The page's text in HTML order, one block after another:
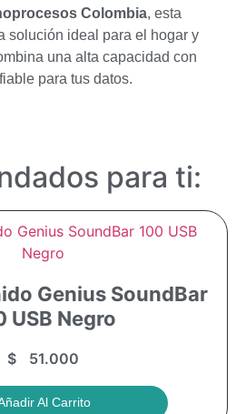
Colombia, esta
solución ideal para el hogar y
una alta capacidad con
para tus datos.
para ti:
Genius SoundBar
USB Negro
$51.000
Al Carrito